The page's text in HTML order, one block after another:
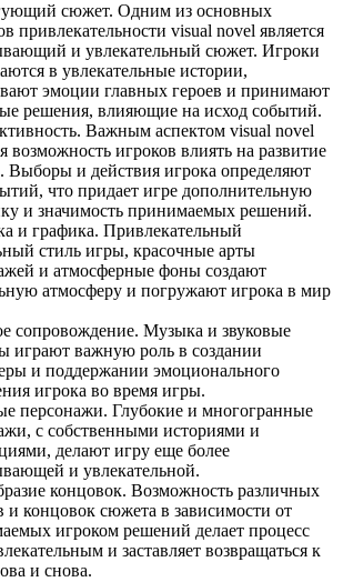
сюжет. Одним из основных
привлекательности visual novel является
и увлекательный сюжет. Игроки
в увлекательные истории,
эмоции главных героев и принимают
решения, влияющие на исход событий.
Важным аспектом visual novel
возможность игроков влиять на развитие
Выборы и действия игрока определяют
что придает игре дополнительную
и значимость принимаемых решений.
и графика. Привлекательный
стиль игры, красочные арты
и атмосферные фоны создают
атмосферу и погружают игрока в мир
сопровождение. Музыка и звуковые
играют важную роль в создании
и поддержании эмоционального
игрока во время игры.
персонажи. Глубокие и многогранные
с собственными историями и
делают игру еще более
и увлекательной.
концовок. Возможность различных
и концовок сюжета в зависимости от
игроком решений делает процесс
и заставляет возвращаться к
и снова.